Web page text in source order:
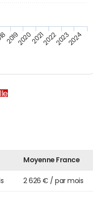
201920202021202220232024
Moyenne France
2 626 € / par mois